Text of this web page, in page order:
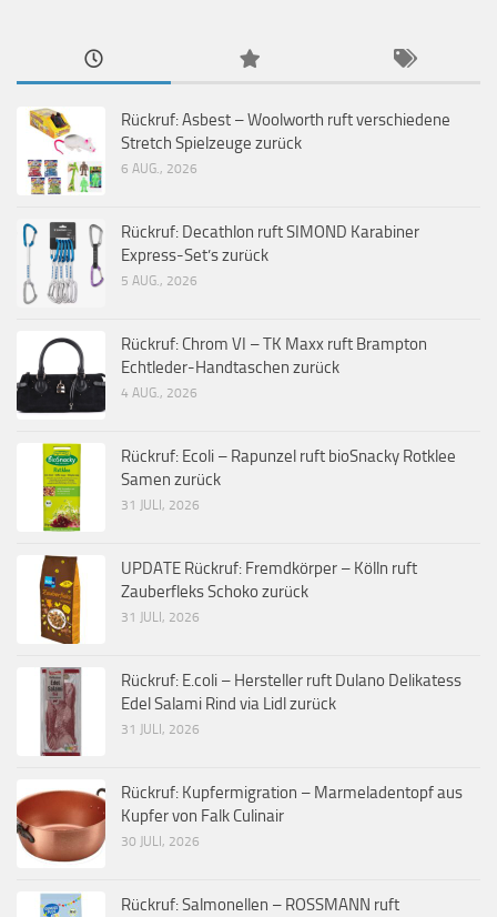
Rückruf: Asbest – Woolworth ruft verschiedene
Stretch Spielzeuge zurück
6 AUG., 2026
Rückruf: Decathlon ruft SIMOND Karabiner
Express-Set’s zurück
5 AUG., 2026
Rückruf: Chrom VI – TK Maxx ruft Brampton
Echtleder-Handtaschen zurück
4 AUG., 2026
Rückruf: Ecoli – Rapunzel ruft bioSnacky Rotklee
Samen zurück
31 JULI, 2026
UPDATE Rückruf: Fremdkörper – Kölln ruft
Zauberfleks Schoko zurück
31 JULI, 2026
Rückruf: E.coli – Hersteller ruft Dulano Delikatess
Edel Salami Rind via Lidl zurück
31 JULI, 2026
Rückruf: Kupfermigration – Marmeladentopf aus
Kupfer von Falk Culinair
30 JULI, 2026
Rückruf: Salmonellen – ROSSMANN ruft